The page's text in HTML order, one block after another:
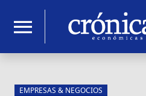
menu
EMPRESAS & NEGOCIOS